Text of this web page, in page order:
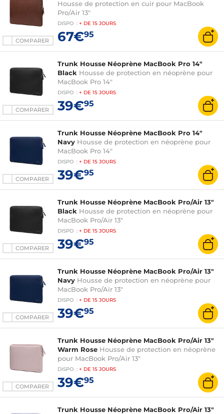
COMPARER
Housse de protection en cuir pour MacBook
Pro/Air 13"
DISPO : + DE 15 JOURS
67€95
COMPARER
Trunk Housse Néoprène MacBook Pro 14"
Black Housse de protection en néoprène pour
MacBook Pro 14"
DISPO : + DE 15 JOURS
39€95
COMPARER
Trunk Housse Néoprène MacBook Pro 14"
Navy Housse de protection en néoprène pour
MacBook Pro 14"
DISPO : + DE 15 JOURS
39€95
COMPARER
Trunk Housse Néoprène MacBook Pro/Air 13"
Black Housse de protection en néoprène pour
MacBook Pro/Air 13"
DISPO : + DE 15 JOURS
39€95
COMPARER
Trunk Housse Néoprène MacBook Pro/Air 13"
Navy Housse de protection en néoprène pour
MacBook Pro/Air 13"
DISPO : + DE 15 JOURS
39€95
COMPARER
Trunk Housse Néoprène MacBook Pro/Air 13"
Warm Rose Housse de protection en néoprène
pour MacBook Pro/Air 13"
DISPO : + DE 15 JOURS
39€95
Trunk Housse Néoprène MacBook Pro/Air 13"